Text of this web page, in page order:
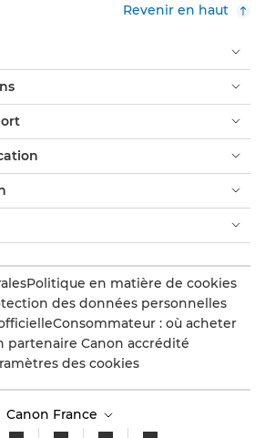
Revenir en haut
Politique en matière de cookies
des données personnelles
Consommateur : où acheter
partenaire Canon accrédité
des cookies
Canon France